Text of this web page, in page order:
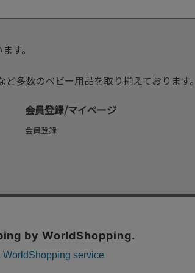
す。
多数のベビー用品を取り揃えております。
会員登録/マイページ
会員登録